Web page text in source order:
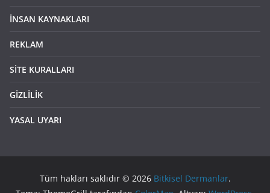
İNSAN KAYNAKLARI
REKLAM
SİTE KURALLARI
GİZLİLİK
YASAL UYARI
Tüm hakları saklıdır © 2026 Bitkisel Dermanlar.